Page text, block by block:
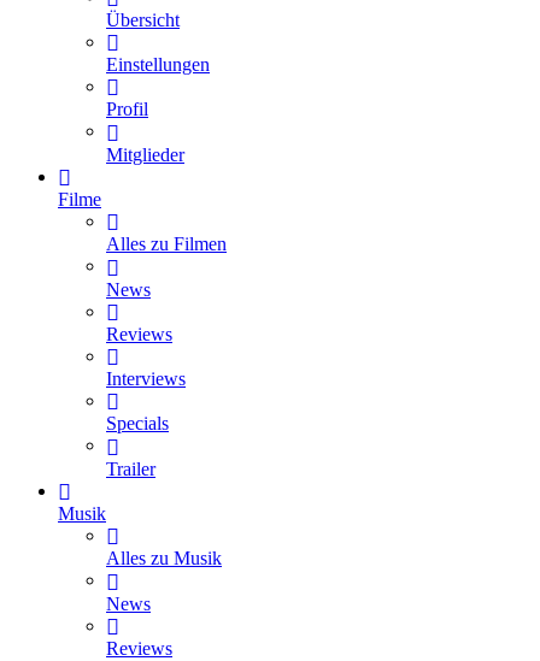
Übersicht
Einstellungen
Profil
Mitglieder
Filme
Alles zu Filmen
News
Reviews
Interviews
Specials
Trailer
Musik
Alles zu Musik
News
Reviews